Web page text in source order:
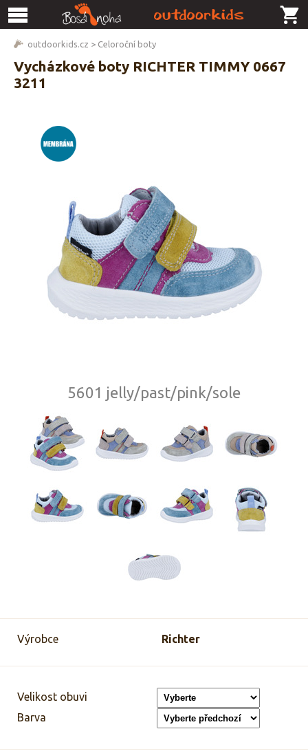
outdoorkids.cz > Celoroční boty
Vycházkové boty RICHTER TIMMY 0667
3211
5601 jelly/past/pink/sole
Výrobce Richter
Velikost obuvi
Barva